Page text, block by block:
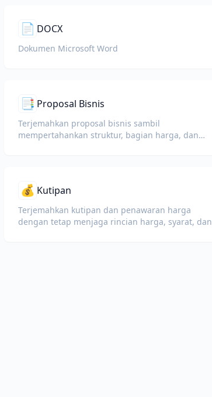
📄 DOCX
Dokumen Microsoft Word
📑 Proposal Bisnis
Terjemahkan proposal bisnis sambil
mempertahankan struktur, bagian harga, dan
💰 Kutipan
Terjemahkan kutipan dan penawaran harga
dengan tetap menjaga rincian harga, syarat, dan